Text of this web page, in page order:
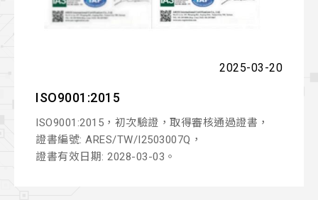
2025-03-20
ISO9001:2015
ISO9001:2015，初次驗證，取得審核通過證書，
證書編號: ARES/TW/I2503007Q，
證書有效日期: 2028-03-03。